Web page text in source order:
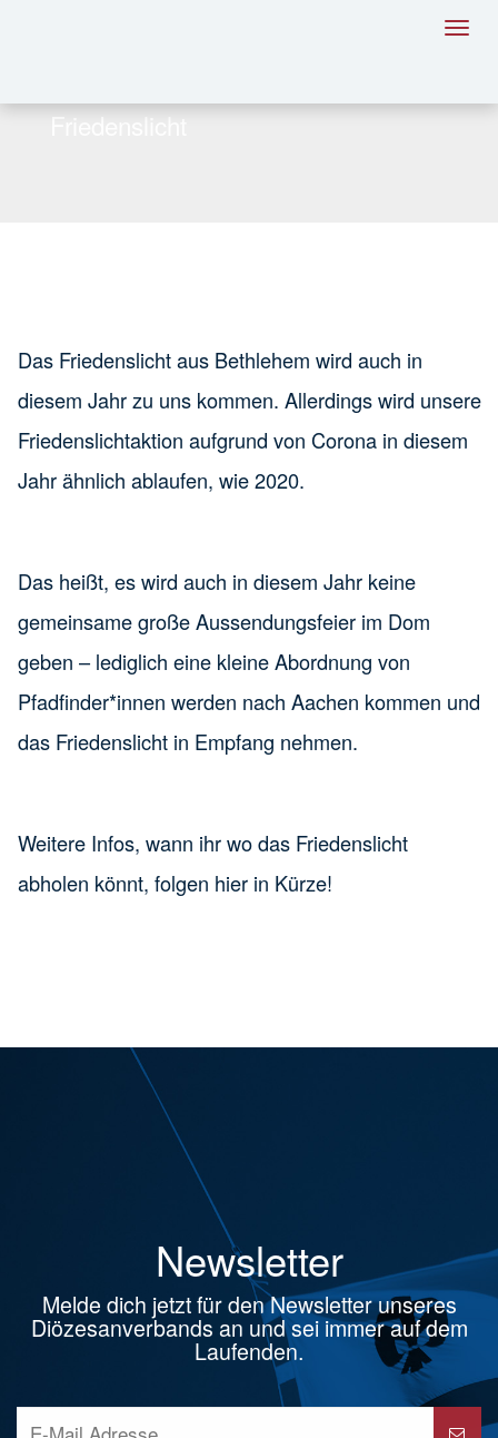
Friedenslicht
Das Friedenslicht aus Bethlehem wird auch in
diesem Jahr zu uns kommen. Allerdings wird unsere
Friedenslichtaktion aufgrund von Corona in diesem
Jahr ähnlich ablaufen, wie 2020.
Das heißt, es wird auch in diesem Jahr keine
gemeinsame große Aussendungsfeier im Dom
geben – lediglich eine kleine Abordnung von
Pfadfinder*innen werden nach Aachen kommen und
das Friedenslicht in Empfang nehmen.
Weitere Infos, wann ihr wo das Friedenslicht
abholen könnt, folgen hier in Kürze!
Newsletter
Melde dich jetzt für den Newsletter unseres
Diözesanverbands an und sei immer auf dem
Laufenden.